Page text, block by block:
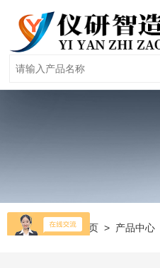
当前位置： 首页 > 产品中心